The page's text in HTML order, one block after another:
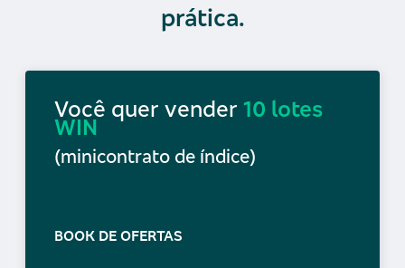
prática.
Você quer vender 10 lotes
WIN
(minicontrato de índice)
BOOK DE OFERTAS